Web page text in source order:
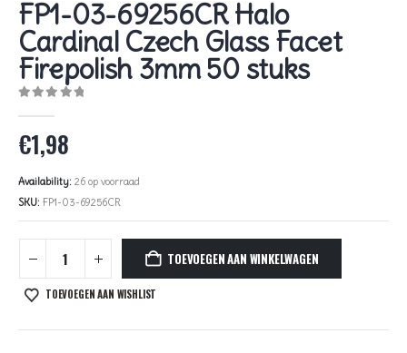
FP1-03-69256CR Halo
Cardinal Czech Glass Facet
Firepolish 3mm 50 stuks
€1,98
Availability: 26 op voorraad
SKU: FP1-03-69256CR
TOEVOEGEN AAN WINKELWAGEN
TOEVOEGEN AAN WISHLIST